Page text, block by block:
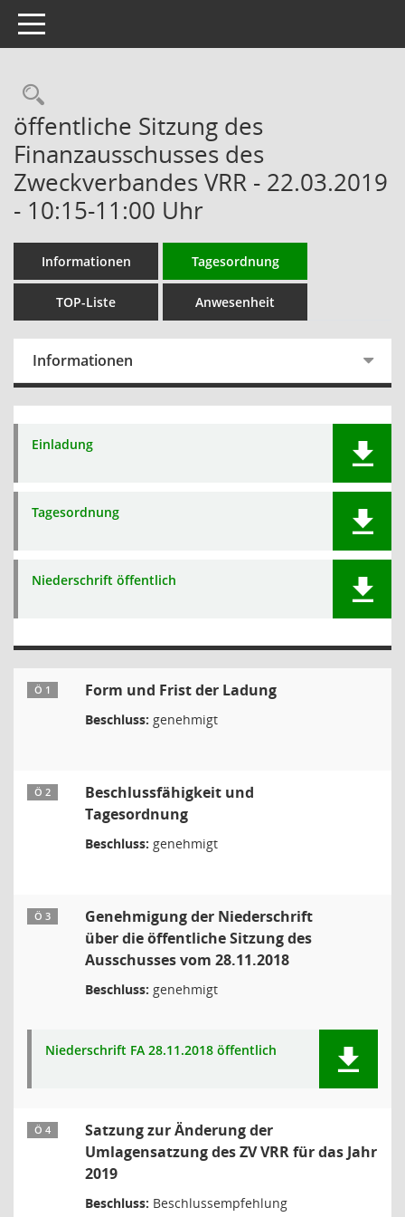
Toggle navigation
Rechercheauswahl
öffentliche Sitzung des
Finanzausschusses des
Zweckverbandes VRR - 22.03.2019
- 10:15-11:00 Uhr
Informationen Tagesordnung
TOP-Liste Anwesenheit
Informationen
Einladung
Tagesordnung
Niederschrift öffentlich
Ö 1 Form und Frist der Ladung
Beschluss: genehmigt
Ö 2
Beschlussfähigkeit und
Tagesordnung
Beschluss: genehmigt
Ö 3
Genehmigung der Niederschrift
über die öffentliche Sitzung des
Ausschusses vom 28.11.2018
Beschluss: genehmigt
Niederschrift FA 28.11.2018 öffentlich
Ö 4
Satzung zur Änderung der
Umlagensatzung des ZV VRR für das Jahr
2019
Beschluss: Beschlussempfehlung